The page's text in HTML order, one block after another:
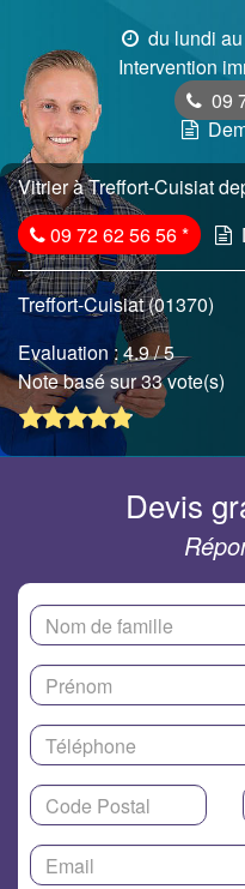
du lundi
Intervention
09
Vitrier à Treffort-Cuisiat
09 72 62 56 56*
Treffort-Cuisiat (01370)
Evaluation :4.9/ 5
Note basé sur 33 vote(s)
Devis